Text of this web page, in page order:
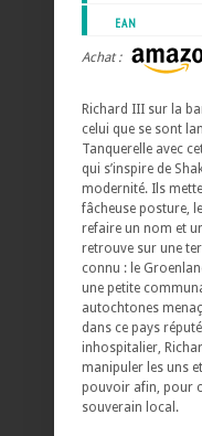
EAN
Achat :
Richard III sur la
celui que se sont
Tanquerelle avec
qui s’inspire de
modernité. Ils
fâcheuse posture,
refaire un nom et
retrouve sur une
connu : le
une petite
autochtones
dans ce pays
inhospitalier,
manipuler les uns
pouvoir afin, pour
souverain local.